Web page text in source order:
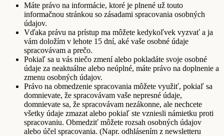
Máte právo na informácie, ktoré je plnené už touto
informačnou stránkou so zásadami spracovania osobných
údajov.
Vďaka právu na prístup ma môžete kedykoľvek vyzvať a ja
vám doložím v lehote 15 dní, aké vaše osobné údaje
spracovávam a prečo.
Pokiaľ sa u vás niečo zmení alebo pokladáte svoje osobné
údaje za neaktuálne alebo neúplné, máte právo na doplnenie a
zmenu osobných údajov.
Právo na obmedzenie spracovania môžete využiť, pokiaľ sa
domnievate, že spracovávam vaše nepresné údaje,
domnievate sa, že spracovávam nezákonne, ale nechcete
všetky údaje zmazat alebo pokiaľ ste vzniesli námietku proti
spracovaniu. Obmedziť môžete rozsah osobných údajov
alebo účel spracovania. (Napr. odhlásením z newsletteru